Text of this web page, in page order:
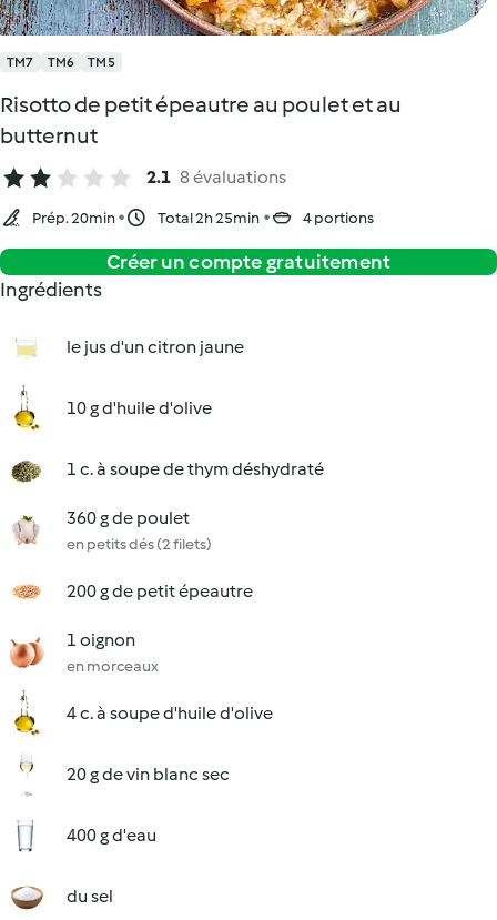
TM7 TM6 TM5
Risotto de petit épeautre au poulet et au
butternut
2.1 8 évaluations
Prép. 20min Total 2h 25min 4 portions
Créer un compte gratuitement
Ingrédients
le jus d'un citron jaune
10 g d'huile d'olive
1 c. à soupe de thym déshydraté
360 g de poulet
en petits dés (2 filets)
200 g de petit épeautre
1 oignon
en morceaux
4 c. à soupe d'huile d'olive
20 g de vin blanc sec
400 g d'eau
du sel